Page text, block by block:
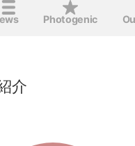
Photogenic
介